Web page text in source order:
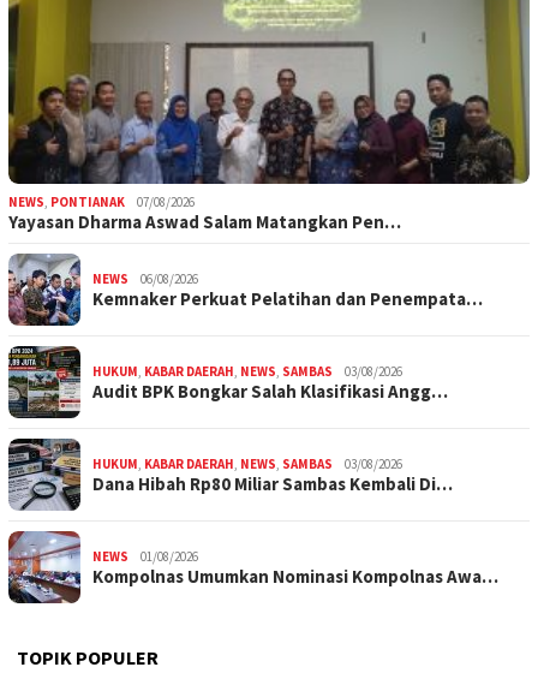
NEWS, PONTIANAK 07/08/2026
Yayasan Dharma Aswad Salam Matangkan Pen…
NEWS 06/08/2026
Kemnaker Perkuat Pelatihan dan Penempata…
HUKUM, KABAR DAERAH, NEWS, SAMBAS 03/08/2026
Audit BPK Bongkar Salah Klasifikasi Angg…
HUKUM, KABAR DAERAH, NEWS, SAMBAS 03/08/2026
Dana Hibah Rp80 Miliar Sambas Kembali Di…
NEWS 01/08/2026
Kompolnas Umumkan Nominasi Kompolnas Awa…
TOPIK POPULER